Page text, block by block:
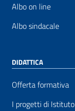
Albo on line
Albo sindacale
DIDATTICA
Offerta formativa
I progetti di Istituto